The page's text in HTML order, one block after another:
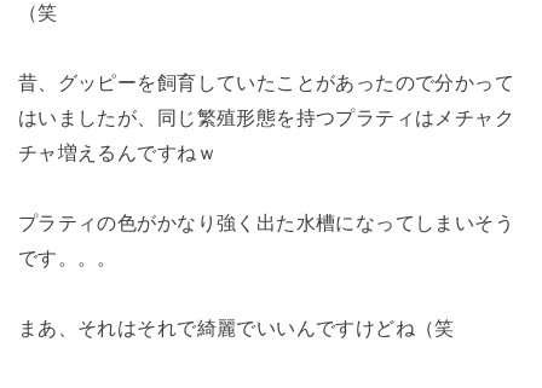
（笑
昔、グッピーを飼育していたことがあったので分かって
はいましたが、同じ繁殖形態を持つプラティはメチャク
チャ増えるんですねｗ
プラティの色がかなり強く出た水槽になってしまいそう
です。。。
まあ、それはそれで綺麗でいいんですけどね（笑